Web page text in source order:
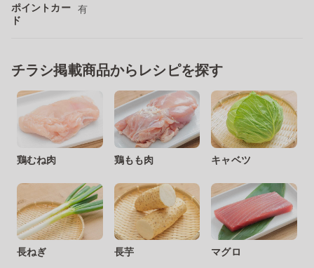
ポイントカー
ド
有
チラシ掲載商品からレシピを探す
鶏むね肉 鶏もも肉 キャベツ
長ねぎ 長芋 マグロ